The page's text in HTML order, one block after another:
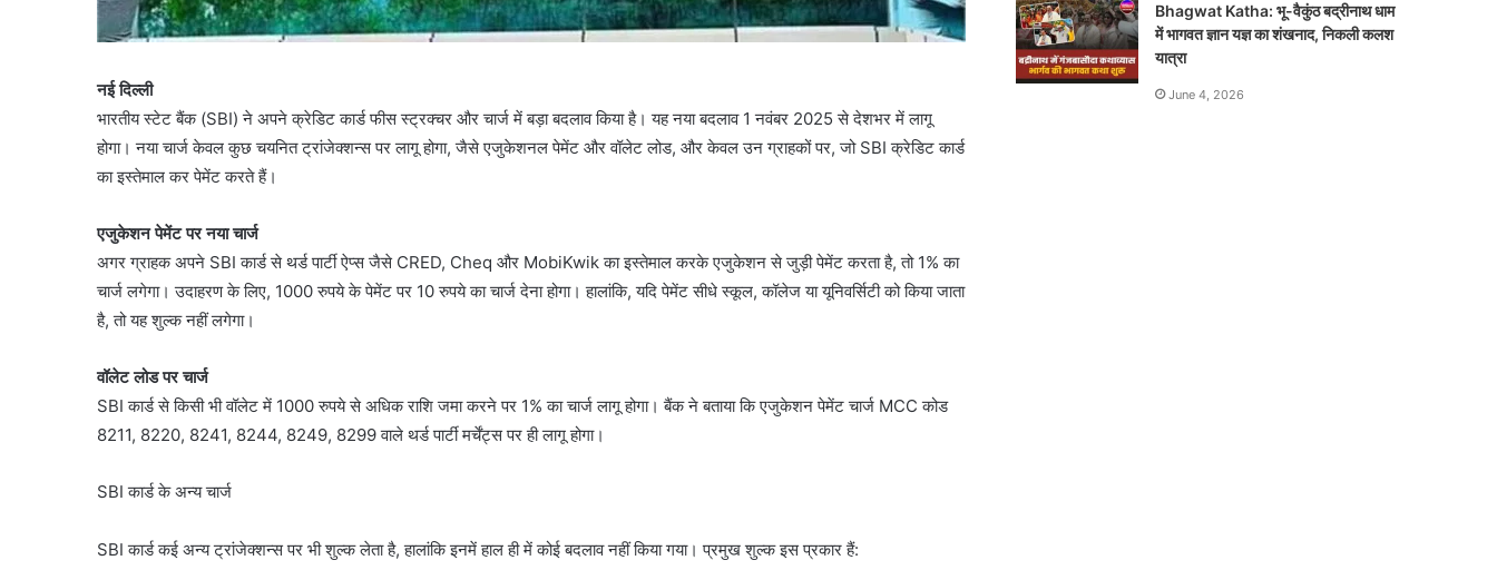
नई दिल्ली
भारतीय स्टेट बैंक (SBI) ने अपने क्रेडिट कार्ड फीस स्ट्रक्चर और चार्ज में बड़ा बदलाव किया है। यह नया बदलाव 1 नवंबर 2025 से देशभर में लागू
होगा। नया चार्ज केवल कुछ चयनित ट्रांजेक्शन्स पर लागू होगा, जैसे एजुकेशनल पेमेंट और वॉलेट लोड, और केवल उन ग्राहकों पर, जो SBI क्रेडिट कार्ड
का इस्तेमाल कर पेमेंट करते हैं।
एजुकेशन पेमेंट पर नया चार्ज
अगर ग्राहक अपने SBI कार्ड से थर्ड पार्टी ऐप्स जैसे CRED, Cheq और MobiKwik का इस्तेमाल करके एजुकेशन से जुड़ी पेमेंट करता है, तो 1% का
चार्ज लगेगा। उदाहरण के लिए, 1000 रुपये के पेमेंट पर 10 रुपये का चार्ज देना होगा। हालांकि, यदि पेमेंट सीधे स्कूल, कॉलेज या यूनिवर्सिटी को किया जाता
है, तो यह शुल्क नहीं लगेगा।
वॉलेट लोड पर चार्ज
SBI कार्ड से किसी भी वॉलेट में 1000 रुपये से अधिक राशि जमा करने पर 1% का चार्ज लागू होगा। बैंक ने बताया कि एजुकेशन पेमेंट चार्ज MCC कोड
8211, 8220, 8241, 8244, 8249, 8299 वाले थर्ड पार्टी मर्चेंट्स पर ही लागू होगा।
SBI कार्ड के अन्य चार्ज
SBI कार्ड कई अन्य ट्रांजेक्शन्स पर भी शुल्क लेता है, हालांकि इनमें हाल ही में कोई बदलाव नहीं किया गया। प्रमुख शुल्क इस प्रकार हैं:
Bhagwat Katha: भू-वैकुंठ बद्रीनाथ धाम
में भागवत ज्ञान यज्ञ का शंखनाद, निकली कलश
यात्रा
June 4, 2026